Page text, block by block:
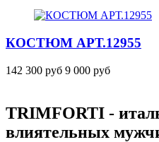
КОСТЮМ АРТ.12955
142 300 руб 9 000 руб
TRIMFORTI -
влиятельных